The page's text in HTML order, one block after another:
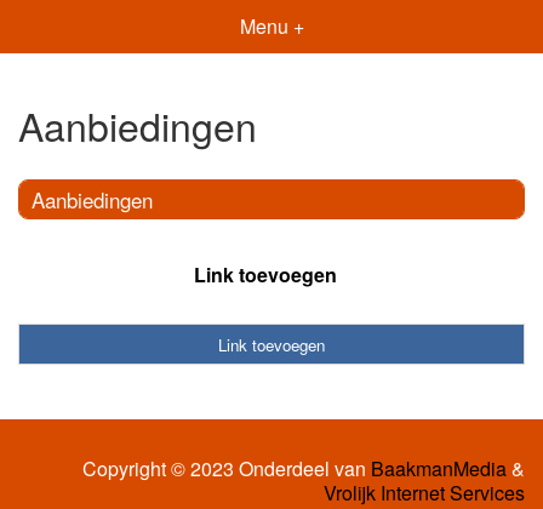
Menu +
Aanbiedingen
Aanbiedingen
Link toevoegen
Link toevoegen
Copyright © 2023 Onderdeel van BaakmanMedia&
Vrolijk Internet Services